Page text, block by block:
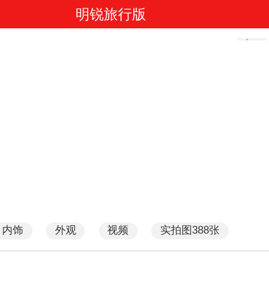
明锐旅行版
内饰 外观 视频 实拍图388张